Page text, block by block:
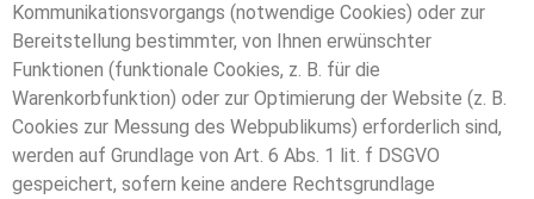
Kommunikationsvorgangs (notwendige Cookies) oder zur
Bereitstellung bestimmter, von Ihnen erwünschter
Funktionen (funktionale Cookies, z. B. für die
Warenkorbfunktion) oder zur Optimierung der Website (z. B.
Cookies zur Messung des Webpublikums) erforderlich sind,
werden auf Grundlage von Art. 6 Abs. 1 lit. f DSGVO
gespeichert, sofern keine andere Rechtsgrundlage